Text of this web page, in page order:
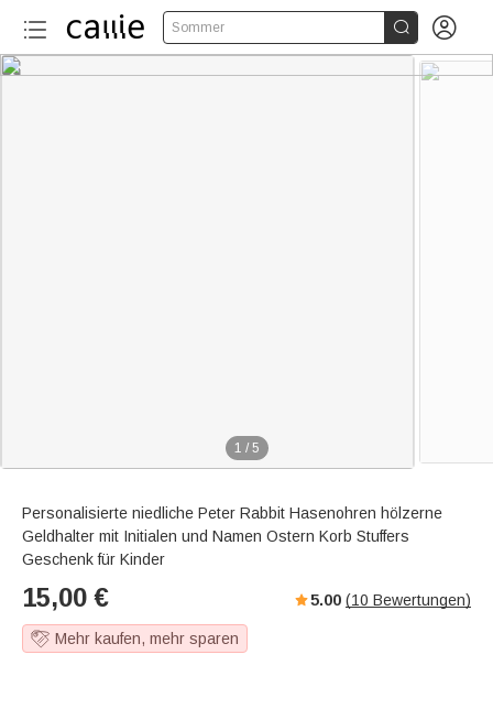
Sommer  
1 / 5
Personalisierte niedliche Peter Rabbit Hasenohren hölzerne
Geldhalter mit Initialen und Namen Ostern Korb Stuffers
Geschenk für Kinder
15,00 € 5.00 (10 Bewertungen)
Mehr kaufen, mehr sparen